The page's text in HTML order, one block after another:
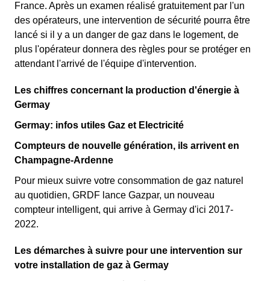
France. Après un examen réalisé gratuitement par l'un
des opérateurs, une intervention de sécurité pourra être
lancé si il y a un danger de gaz dans le logement, de
plus l'opérateur donnera des règles pour se protéger en
attendant l'arrivé de l'équipe d'intervention.
Les chiffres concernant la production d'énergie à
Germay
Germay: infos utiles Gaz et Electricité
Compteurs de nouvelle génération, ils arrivent en
Champagne-Ardenne
Pour mieux suivre votre consommation de gaz naturel
au quotidien, GRDF lance Gazpar, un nouveau
compteur intelligent, qui arrive à Germay d'ici 2017-
2022.
Les démarches à suivre pour une intervention sur
votre installation de gaz à Germay